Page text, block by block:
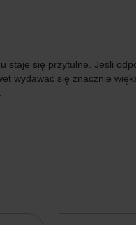
staje się przytulne. Jeśli
wydawać się znacznie